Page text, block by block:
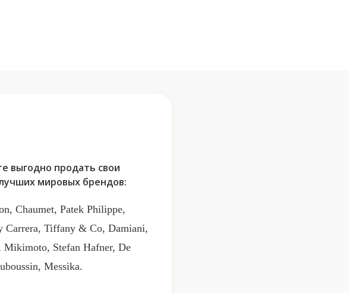
выгодно продать свои
мировых брендов:
Chaumet, Patek Philippe,
Carrera, Tiffany & Co, Damiani,
Mikimoto, Stefan Hafner, De
Messika.